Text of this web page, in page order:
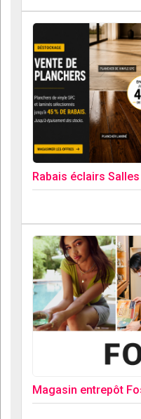
Rabais éclairs
Magasin entrepôt